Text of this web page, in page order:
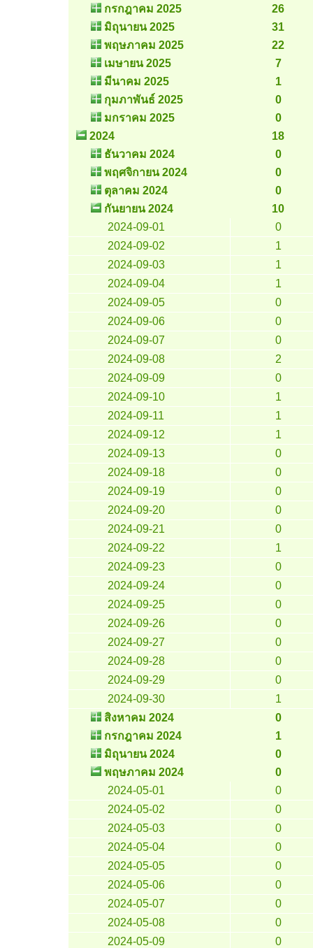
กรกฎาคม 2025
26
มิถุนายน 2025
31
พฤษภาคม 2025
22
เมษายน 2025
7
มีนาคม 2025
1
กุมภาพันธ์ 2025
0
มกราคม 2025
0
2024
18
ธันวาคม 2024
0
พฤศจิกายน 2024
0
ตุลาคม 2024
0
กันยายน 2024
10
2024-09-01
0
2024-09-02
1
2024-09-03
1
2024-09-04
1
2024-09-05
0
2024-09-06
0
2024-09-07
0
2024-09-08
2
2024-09-09
0
2024-09-10
1
2024-09-11
1
2024-09-12
1
2024-09-13
0
2024-09-18
0
2024-09-19
0
2024-09-20
0
2024-09-21
0
2024-09-22
1
2024-09-23
0
2024-09-24
0
2024-09-25
0
2024-09-26
0
2024-09-27
0
2024-09-28
0
2024-09-29
0
2024-09-30
1
สิงหาคม 2024
0
กรกฎาคม 2024
1
มิถุนายน 2024
0
พฤษภาคม 2024
0
2024-05-01
0
2024-05-02
0
2024-05-03
0
2024-05-04
0
2024-05-05
0
2024-05-06
0
2024-05-07
0
2024-05-08
0
2024-05-09
0